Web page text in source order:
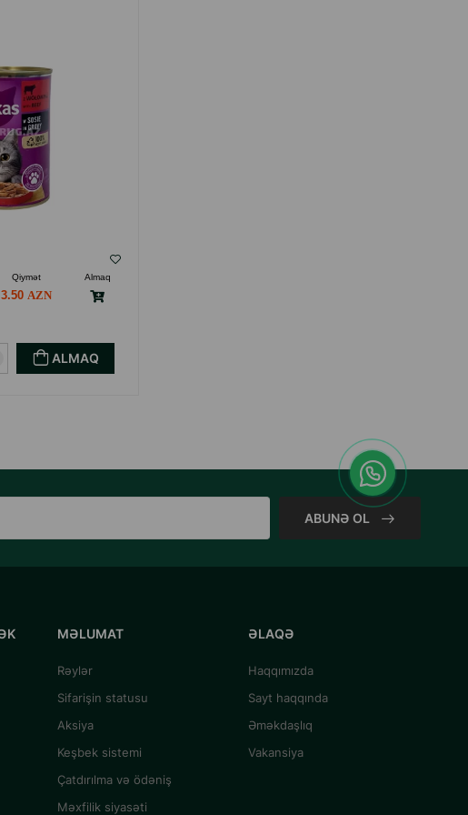
Qiymət
Almaq
3.50
ALMAQ
ABUNƏ OL
MƏLUMAT
Rəylər
Sifarişin statusu
Aksiya
Keşbek sistemi
Çatdırılma və ödəniş
Məxfilik siyasəti
ƏLAQƏ
Haqqımızda
Sayt haqqında
Əməkdaşlıq
Vakansiya